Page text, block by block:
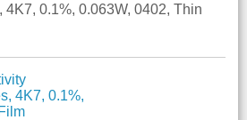
0.1%, 0.063W, 0402, Thin
4K7, 0.1%,